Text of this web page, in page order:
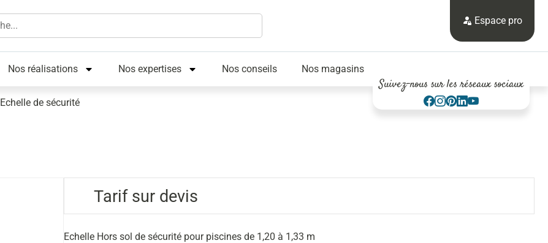
Espace pro
Nos réalisations Nos expertises Nos conseils Nos magasins
Suivez-nous sur les réseaux sociaux
Echelle de sécurité
Tarif sur devis
Echelle Hors sol de sécurité pour piscines de 1,20 à 1,33 m